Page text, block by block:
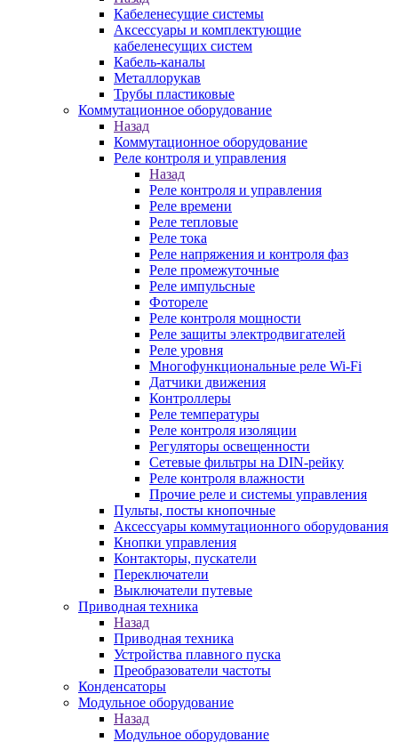
Кабеленесущие системы
Аксессуары и комплектующие
кабеленесущих систем
Кабель-каналы
Металлорукав
Трубы пластиковые
Коммутационное оборудование
Назад
Коммутационное оборудование
Реле контроля и управления
Назад
Реле контроля и управления
Реле времени
Реле тепловые
Реле тока
Реле напряжения и контроля фаз
Реле промежуточные
Реле импульсные
Фотореле
Реле контроля мощности
Реле защиты электродвигателей
Реле уровня
Многофункциональные реле Wi-Fi
Датчики движения
Контроллеры
Реле температуры
Реле контроля изоляции
Регуляторы освещенности
Сетевые фильтры на DIN-рейку
Реле контроля влажности
Прочие реле и системы управления
Пульты, посты кнопочные
Аксессуары коммутационного оборудования
Кнопки управления
Контакторы, пускатели
Переключатели
Выключатели путевые
Приводная техника
Назад
Приводная техника
Устройства плавного пуска
Преобразователи частоты
Конденсаторы
Модульное оборудование
Назад
Модульное оборудование